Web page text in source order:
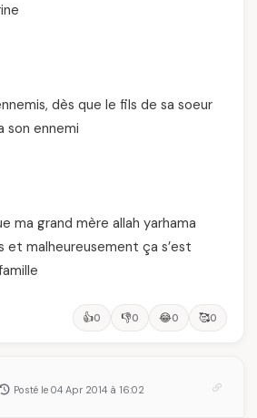
dès que le fils de sa soeur
son ennemi
ma grand mère allah yarhama
malheureusement ça s’est
👍0 👎0 😂0 🥰0
Posté le 04 Apr 2014 à 16:02